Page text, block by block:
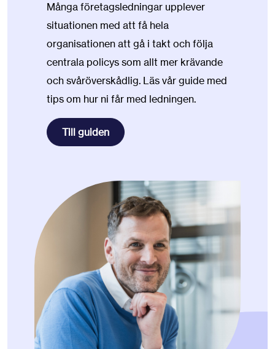
Många företagsledningar upplever
situationen med att få hela
organisationen att gå i takt och följa
centrala policys som allt mer krävande
och svåröverskådlig. Läs vår guide med
tips om hur ni får med ledningen.
Till guiden